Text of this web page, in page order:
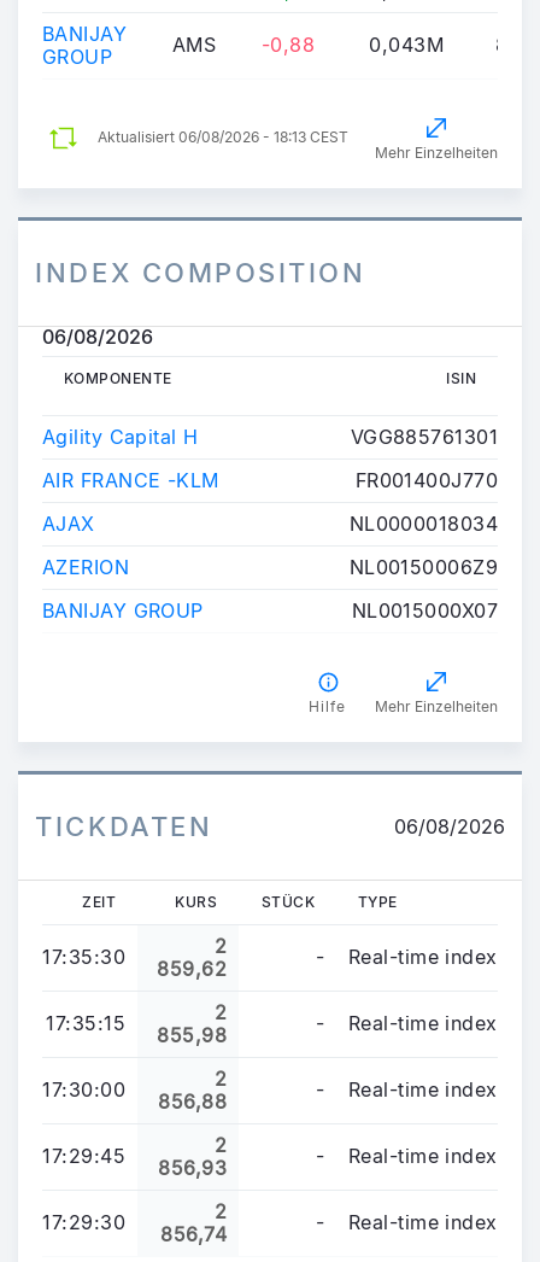
BANIJAY
GROUP
AMS -0,88 0,043M 8,98
Aktualisiert 06/08/2026 - 18:13 CEST
Mehr Einzelheiten
INDEX COMPOSITION
06/08/2026
KOMPONENTE ISIN
Agility Capital H
VGG885761301
AIR FRANCE -KLM
FR001400J770
AJAX
NL0000018034
AZERION
NL00150006Z9
BANIJAY GROUP
NL0015000X07
Hilfe Mehr Einzelheiten
TICKDATEN 06/08/2026
ZEIT KURS STÜCK TYPE
17:35:30
2
859,62
- Real-time index
17:35:15
2
855,98
- Real-time index
17:30:00
2
856,88
- Real-time index
17:29:45
2
856,93
- Real-time index
17:29:30
2
856,74
- Real-time index